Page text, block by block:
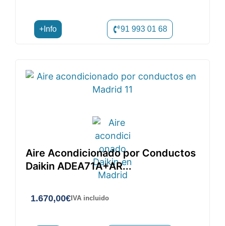
+Info 91 993 01 68
Aire Acondicionado por Conductos
Daikin ADEA71A+AR...
1.670,00€ IVA incluido